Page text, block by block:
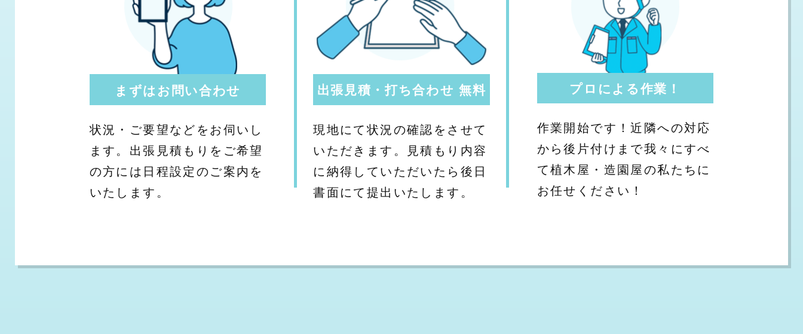
まずはお問い合わせ
状況・ご要望などをお伺いし
ます。出張見積もりをご希望
の方には日程設定のご案内を
いたします。
出張見積・打ち合わせ 無料
現地にて状況の確認をさせて
いただきます。見積もり内容
に納得していただいたら後日
書面にて提出いたします。
プロによる作業！
作業開始です！近隣への対応
から後片付けまで我々にすべ
て植木屋・造園屋の私たちに
お任せください！